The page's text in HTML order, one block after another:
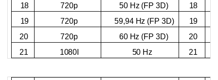
18
720p 50 Hz (FP 3D)
18
19
720p 59,94 Hz (FP 3D)
19
20
720p 60 Hz (FP 3D)
20
21
1080I 50 Hz 21